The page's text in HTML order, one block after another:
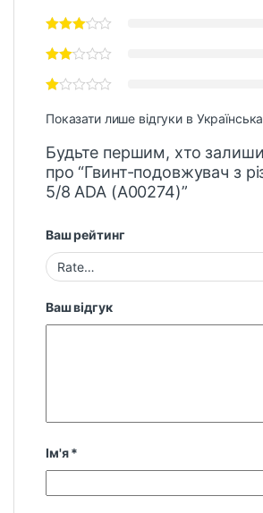
Показати лише відгуки в
Будьте першим, хто
про “Гвинт-подовжувач з
5/8 ADA (A00274)”
Ваш рейтинг
Ваш відгук
Ім'я*